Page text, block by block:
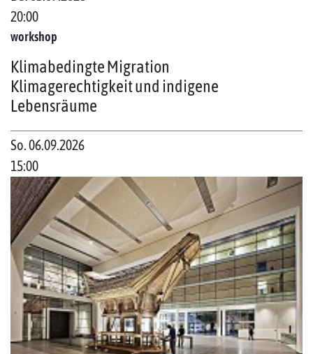
20:00
workshop
Klimabedingte Migration
Klimagerechtigkeit und indigene
Lebensräume
So. 06.09.2026
15:00